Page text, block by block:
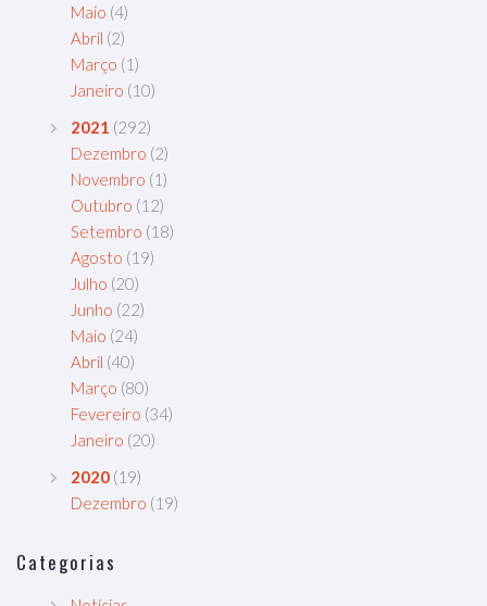
Maio (4)
Abril (2)
Março (1)
Janeiro (10)
2021 (292)
Dezembro (2)
Novembro (1)
Outubro (12)
Setembro (18)
Agosto (19)
Julho (20)
Junho (22)
Maio (24)
Abril (40)
Março (80)
Fevereiro (34)
Janeiro (20)
2020 (19)
Dezembro (19)
Categorias